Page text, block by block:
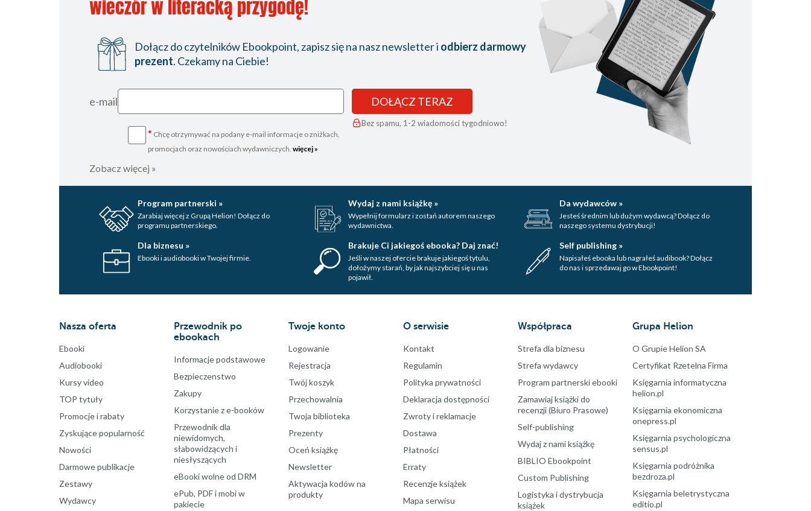
wieczór w literacką przygodę!
Dołącz do czytelników Ebookpoint, zapisz się na nasz newsletter i odbierz darmowy
prezent. Czekamy na Ciebie!
e-mail
* Chcę otrzymywać na podany e-mail informacje o zniżkach,
promocjach oraz nowościach wydawniczych. więcej »
DOŁĄCZ TERAZ
Bez spamu, 1-2 wiadomości tygodniowo!
Zobacz więcej »
Program partnerski »
Zarabiaj więcej z Grupą Helion! Dołącz do
programu partnerskiego.
Wydaj z nami książkę »
Wypełnij formularz i zostań autorem naszego
wydawnictwa.
Da wydawców »
Jesteś średnim lub dużym wydawcą? Dołącz do
naszego systemu dystrybucji!
Dla biznesu »
Ebooki i audiobooki w Twojej firmie.
Brakuje Ci jakiegoś ebooka? Daj znać!
Jeśli w naszej ofercie brakuje jakiegoś tytulu,
dołożymy starań, by jak najszybciej się u nas
pojawił.
Self publishing »
Napisałeś ebooka lub nagrałeś audibook? Dołącz
do nas i sprzedawaj go w Ebookpoint!
Nasza oferta
Ebooki
Audiobooki
Kursy video
TOP tytuły
Promocje i rabaty
Zyskujące popularność
Nowości
Darmowe publikacje
Zestawy
Wydawcy
Przewodnik po
ebookach
Informacje podstawowe
Bezpieczenstwo
Zakupy
Korzystanie z e-booków
Przewodnik dla
niewidomych,
słabowidzących i
niesłyszących
eBooki wolne od DRM
ePub, PDF i mobi w
pakiecie
Twoje konto
Logowanie
Rejestracja
Twój koszyk
Przechowalnia
Twoja biblioteka
Prezenty
Oceń książkę
Newsletter
Aktywacja kodów na
produkty
O serwisie
Kontakt
Regulamin
Polityka prywatności
Deklaracja dostępności
Zwroty i reklamacje
Dostawa
Płatności
Erraty
Recenzje książek
Mapa serwisu
Współpraca
Strefa dla biznesu
Strefa wydawcy
Program partnerski ebooki
Zamawiaj książki do
recenzji (Biuro Prasowe)
Self-publishing
Wydaj z nami książkę
BIBLIO Ebookpoint
Custom Publishing
Logistyka i dystrybucja
książek
Grupa Helion
O Grupie Helion SA
Certyfikat Rzetelna Firma
Księgarnia informatyczna
helion.pl
Księgarnia ekonomiczna
onepress.pl
Księgarnia psychologiczna
sensus.pl
Księgarnia podróżnika
bezdroza.pl
Księgarnia beletrystyczna
editio.pl